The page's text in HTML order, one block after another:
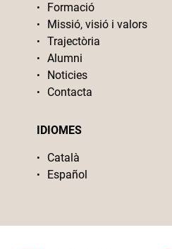
Formació
Missió, visió i valors
Trajectòria
Alumni
Noticies
Contacta
IDIOMES
Català
Español